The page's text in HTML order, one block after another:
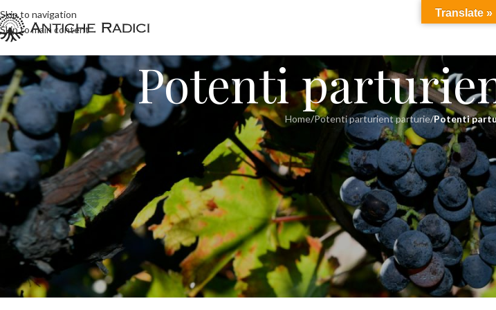
Skip to navigation
Skip to main content
Potenti
Home/Potenti parturient parturie/Potenti
Translate »